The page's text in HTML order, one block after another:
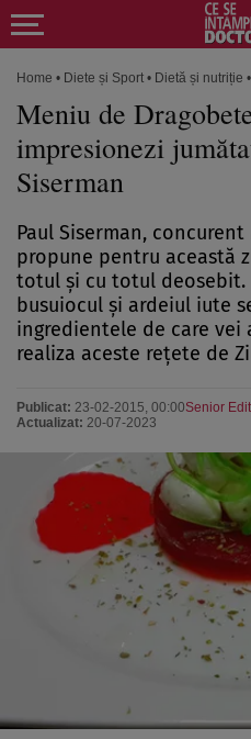
Home • Diete și Sport • Dietă și nutriție •
Meniu de
impresionezi
Siserman
Paul Siserman,
propune pentru această
totul şi cu totul deosebit.
busuiocul şi ardeiul iute
ingredientele de care vei
realiza aceste reţete de
Publicat: 23-02-2015, 00:00
Actualizat: 20-07-2023
Senior